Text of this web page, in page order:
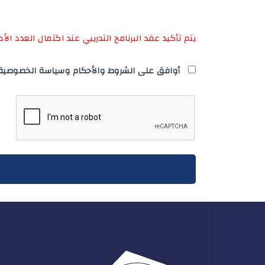
يتم تأكيد عقد البرنامج التدريبي عند اكتمال العدد
أوافق على الشروط والأحكام وسياسة